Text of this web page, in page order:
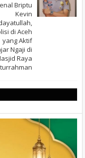
Briptu
Kevin
di Aceh
yang Aktif
Ngaji di
Raya